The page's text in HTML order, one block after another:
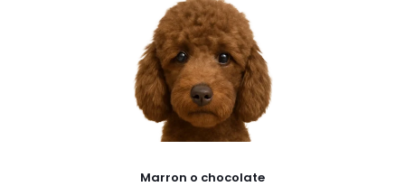
Marron o chocolate